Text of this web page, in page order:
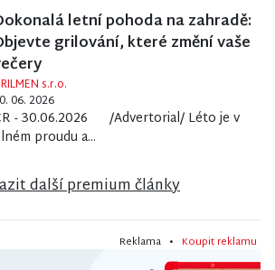
letní pohoda na zahradě:
grilování, které změní vaše
s.r.o.
06. 2026
- 30.06.2026 /Advertorial/ Léto je v
proudu a...
další premium články
Reklama • Koupit reklamu